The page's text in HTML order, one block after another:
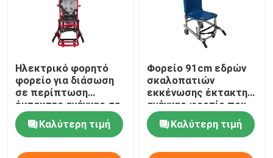
Ηλεκτρικό φορητό
φορείο για διάσωση
σε περίπτωση
έκτακτης ανάγκης σε
σκάλες και
διαδρόμους
Καλύτερη τιμή
Φορείο 91cm εδρών
σκαλοπατιών
εκκένωσης έκτακτης
ανάγκης φορτίο που
αντέχει 159KG
Καλύτερη τιμή